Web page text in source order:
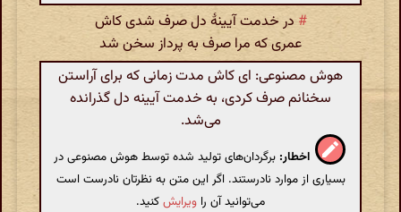
# در خدمت آیینهٔ دل صرف شدی کاش
عمری که مرا صرف به پرداز سخن شد
هوش مصنوعی: ای کاش مدت زمانی که برای آراستن
سخنانم صرف کردی، به خدمت آیینه دل گذرانده
می‌شد.
اخطار: برگردان‌های تولید شده توسط هوش مصنوعی در
بسیاری از موارد نادرستند. اگر این متن به نظرتان نادرست است
می‌توانید آن را ویرایشکنید.